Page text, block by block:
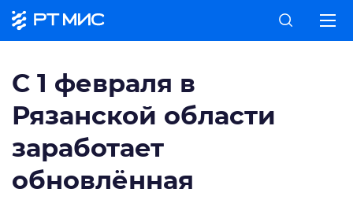
С 1 февраля в
Рязанской области
заработает
обновлённая